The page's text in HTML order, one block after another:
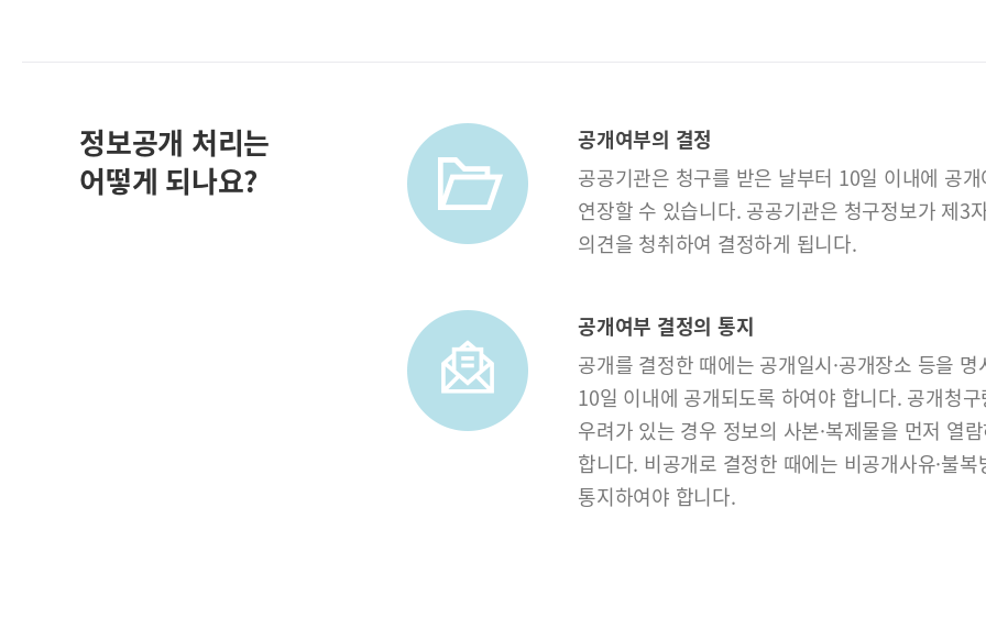
정보공개 처리는
어떻게 되나요?
공개여부의 결정
공공기관은 청구를 받은 날부터 10일 이내에 공
연장할 수 있습니다. 공공기관은 청구정보가 제3
의견을 청취하여 결정하게 됩니다.
공개여부 결정의 통지
공개를 결정한 때에는 공개일시·공개장소 등을
10일 이내에 공개되도록 하여야 합니다. 공개청
우려가 있는 경우 정보의 사본·복제물을 먼저 열
합니다. 비공개로 결정한 때에는 비공개사유·불
통지하여야 합니다.